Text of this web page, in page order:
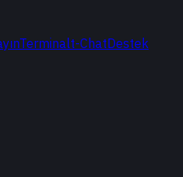
Terminalt-ChatDestek